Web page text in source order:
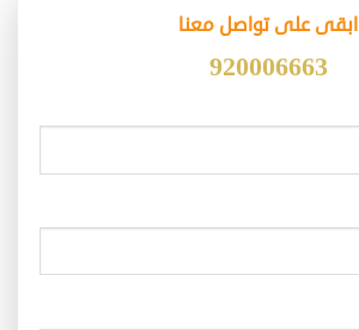
ابقى على تواصل معنا
920006663